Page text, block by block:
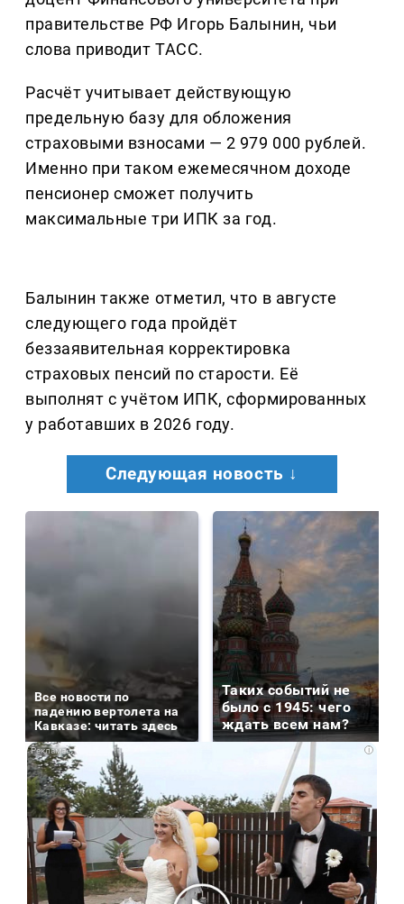
правительстве РФ Игорь Балынин, чьи
слова приводит ТАСС.
Расчёт учитывает действующую
предельную базу для обложения
страховыми взносами — 2 979 000 рублей.
Именно при таком ежемесячном доходе
пенсионер сможет получить
максимальные три ИПК за год.
Балынин также отметил, что в августе
следующего года пройдёт
беззаявительная корректировка
страховых пенсий по старости. Её
выполнят с учётом ИПК, сформированных
у работавших в 2026 году.
Следующая новость ↓
Все новости по
падению вертолета на
Кавказе: читать здесь
Таких событий не
было с 1945: чего
ждать всем нам?
i